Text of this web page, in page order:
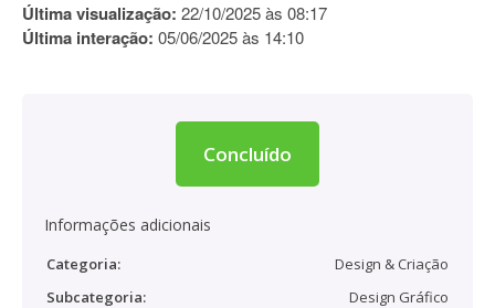
Última visualização: 22/10/2025 às 08:17
Última interação: 05/06/2025 às 14:10
Concluído
Informações adicionais
Categoria:
Design & Criação
Subcategoria:
Design Gráfico